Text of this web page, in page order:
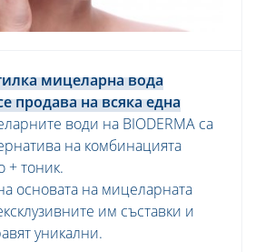
мицеларна вода
продава на всяка една
води на BIODERMA са
на комбинацията
+ тоник.
основата на мицеларната
им съставки и
уникални.